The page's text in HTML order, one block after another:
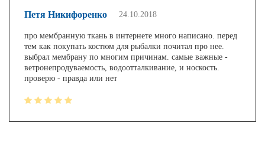
Петя Никифоренко 24.10.2018
про мембранную ткань в интернете много написано. перед
тем как покупать костюм для рыбалки почитал про нее.
выбрал мембрану по многим причинам. самые важные -
ветронепродуваемость, водоотталкивание, и носкость.
проверю - правда или нет